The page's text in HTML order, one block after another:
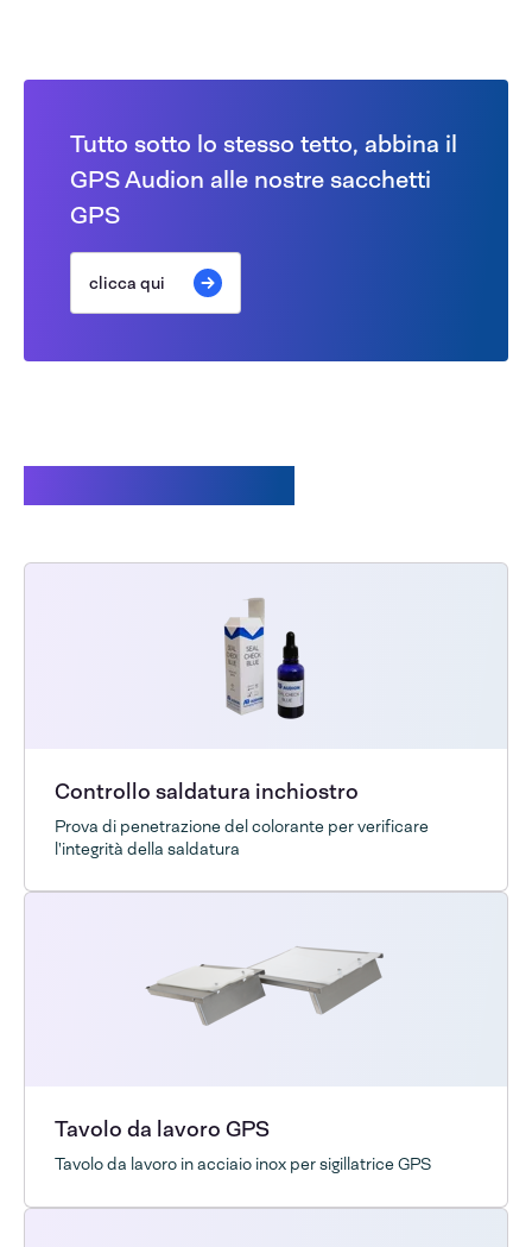
Tutto sotto lo stesso tetto, abbina il
GPS Audion alle nostre sacchetti
GPS
clicca qui
Controllo saldatura inchiostro
Prova di penetrazione del colorante per verificare
l'integrità della saldatura
Tavolo da lavoro GPS
Tavolo da lavoro in acciaio inox per sigillatrice GPS